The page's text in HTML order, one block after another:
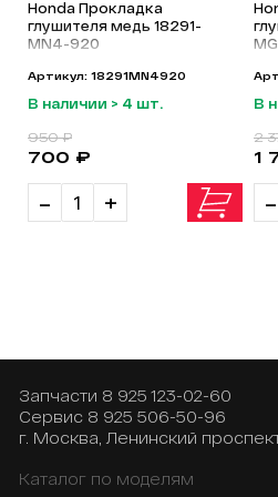
Honda Прокладка
глушителя медь 18291-
MN4-920
Артикул: 18291MN4920
В наличии > 4 шт.
- +
700 ₽
950 ₽
В
-
1
2
Запчасти 8 925 123-02-60
Сервис 8 925 506-50-96
г. Москва, Ленинский
Каталог по моделям